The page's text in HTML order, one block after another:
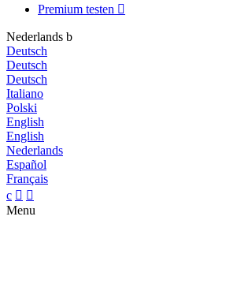
Premium testen 
Nederlands b
Deutsch
Deutsch
Deutsch
Italiano
Polski
English
English
Nederlands
Español
Français
c  
Menu